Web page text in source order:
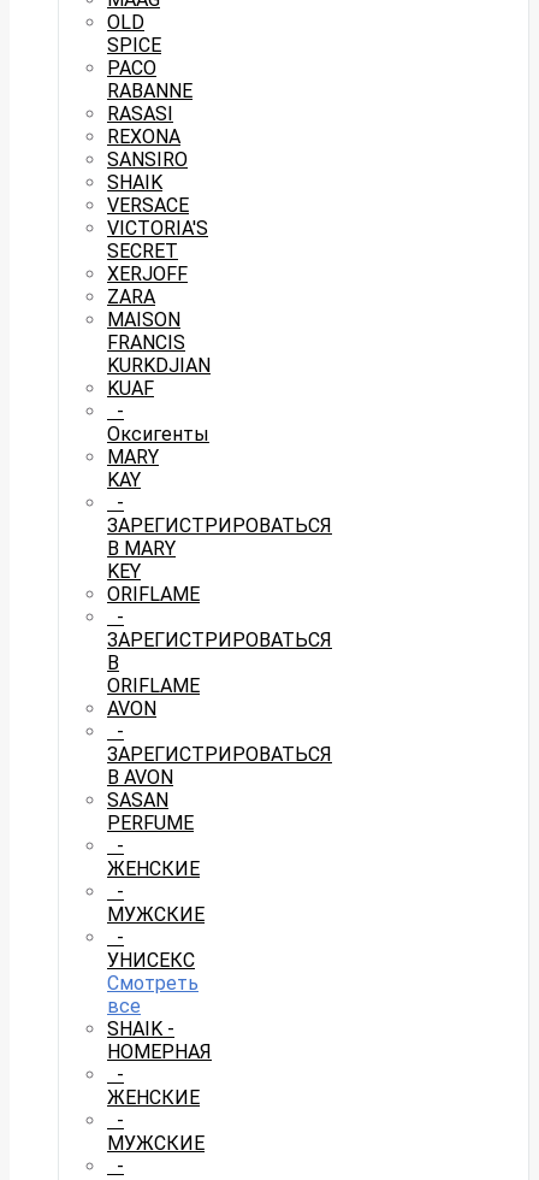
OLD
SPICE
PACO
RABANNE
RASASI
REXONA
SANSIRO
SHAIK
VERSACE
VICTORIA'S
SECRET
XERJOFF
ZARA
MAISON
FRANCIS
KURKDJIAN
KUAF
-
Оксигенты
MARY
KAY
-
ЗАРЕГИСТРИРОВАТЬСЯ
В MARY
KEY
ORIFLAME
-
ЗАРЕГИСТРИРОВАТЬСЯ
В
ORIFLAME
AVON
-
ЗАРЕГИСТРИРОВАТЬСЯ
В AVON
SASAN
PERFUME
-
ЖЕНСКИЕ
-
МУЖСКИЕ
-
УНИСЕКС
Смотреть
все
SHAIK -
НОМЕРНАЯ
-
ЖЕНСКИЕ
-
МУЖСКИЕ
-